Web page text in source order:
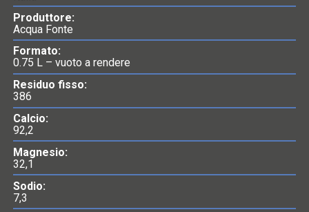
Produttore:
Acqua Fonte
Formato:
0.75 L – vuoto a rendere
Residuo fisso:
386
Calcio:
92,2
Magnesio:
32,1
Sodio:
7,3